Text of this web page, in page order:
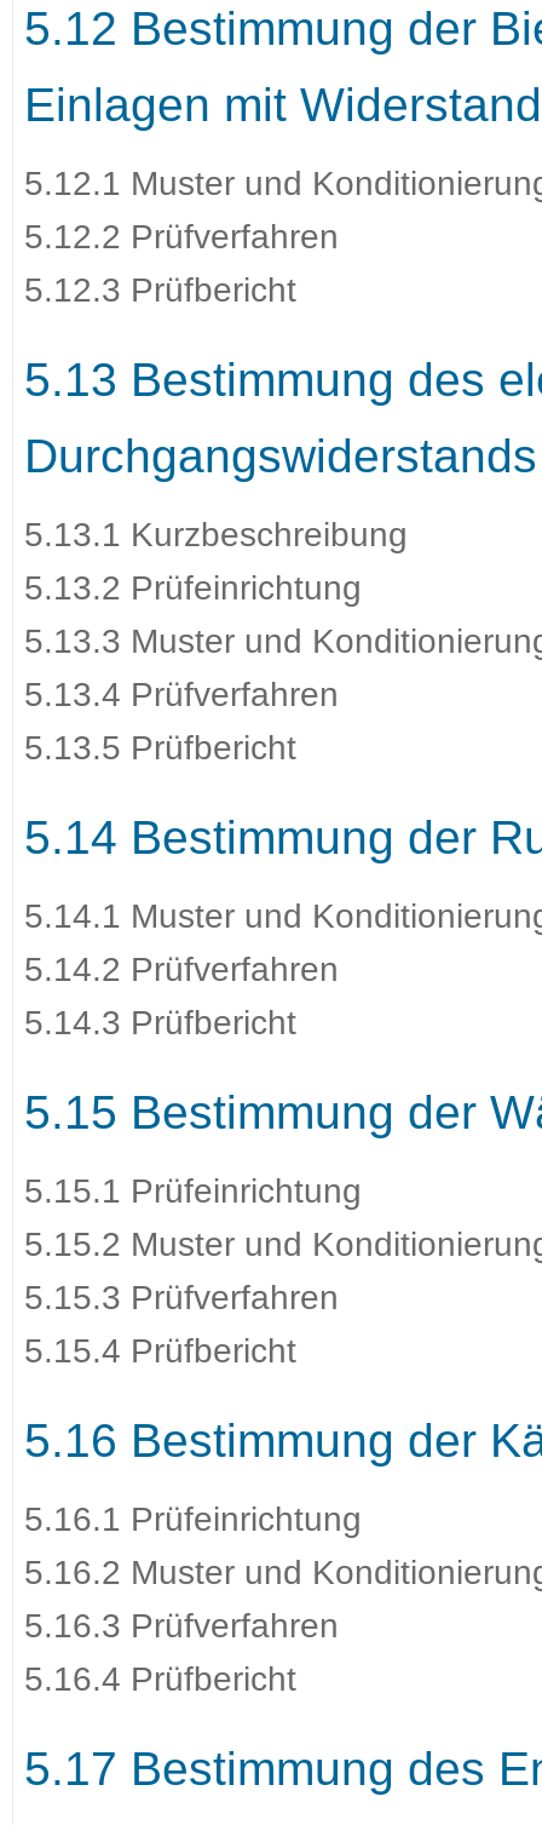
5.12 Bestimmung der
Einlagen mit
5.12.1 Muster und
5.12.2 Prüfverfahren
5.12.3 Prüfbericht
5.13 Bestimmung des
Durchgangswiderstands
5.13.1 Kurzbeschreibung
5.13.2 Prüfeinrichtung
5.13.3 Muster und
5.13.4 Prüfverfahren
5.13.5 Prüfbericht
5.14 Bestimmung der
5.14.1 Muster und
5.14.2 Prüfverfahren
5.14.3 Prüfbericht
5.15 Bestimmung der
5.15.1 Prüfeinrichtung
5.15.2 Muster und
5.15.3 Prüfverfahren
5.15.4 Prüfbericht
5.16 Bestimmung der
5.16.1 Prüfeinrichtung
5.16.2 Muster und
5.16.3 Prüfverfahren
5.16.4 Prüfbericht
5.17 Bestimmung des